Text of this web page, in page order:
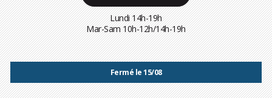
Lundi 14h-19h
Mar-Sam 10h-12h/14h-19h
Fermé le 15/08